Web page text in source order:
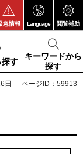
急情報 Language 閲覧補助
探す
キーワードから
探す
日 ページID：59913